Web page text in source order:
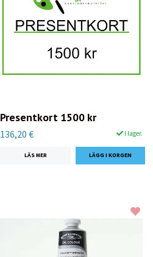
Presentkort 1500 kr
136,20 € I lager.
LÄS MER